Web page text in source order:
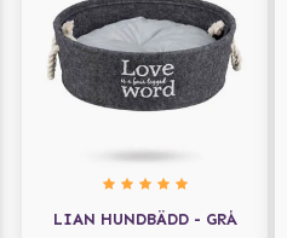
LIAN HUNDBÄDD - GRÅ